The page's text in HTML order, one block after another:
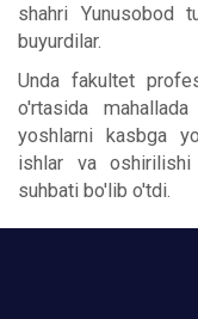
shahri Yunusobod
buyurdilar.
Unda fakultet
o'rtasida
yoshlarni kasbga
ishlar va
suhbati bo'lib o'tdi.